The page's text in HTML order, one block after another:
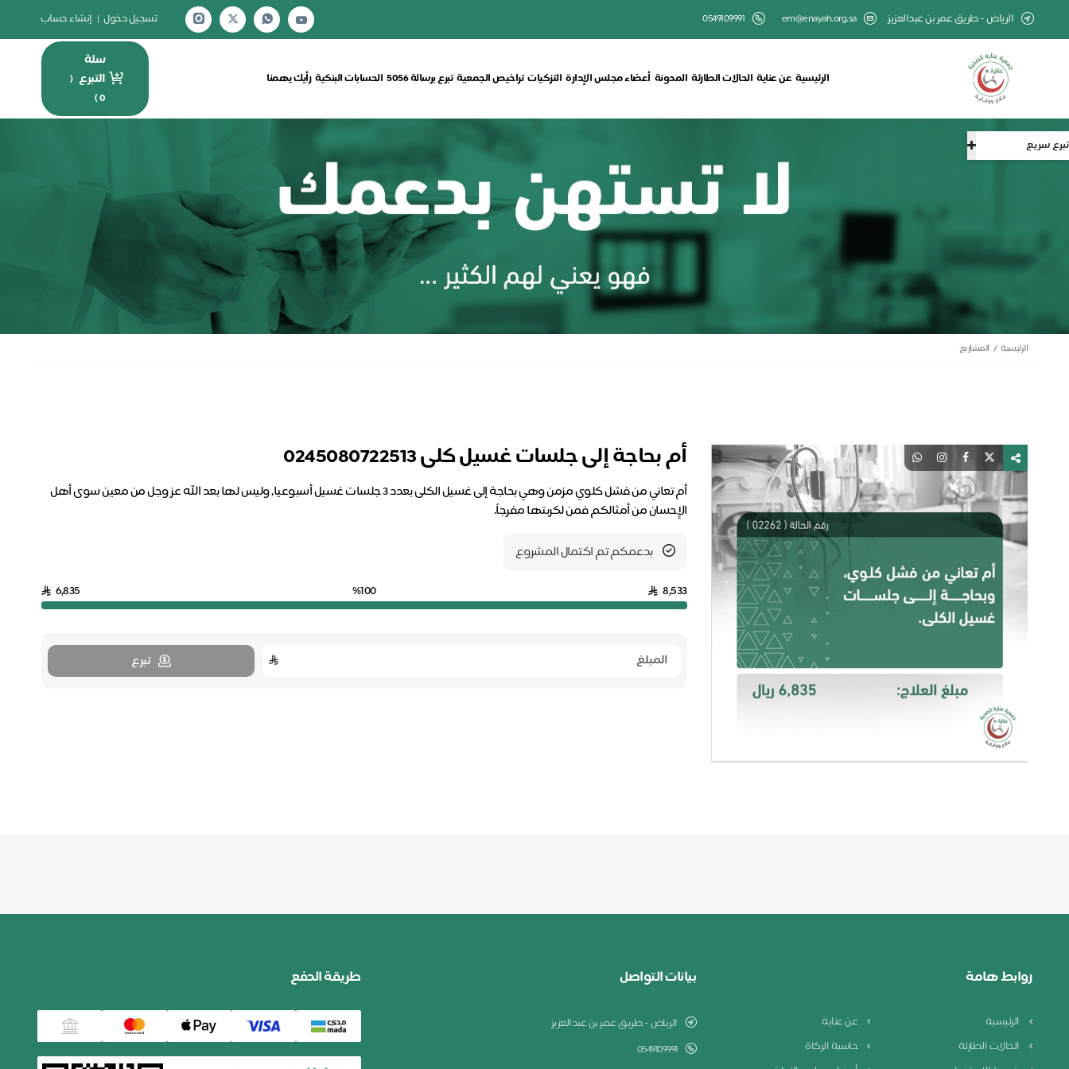
تبرع سريع
الرياض - طريق عمر بن عبدالعزيز em@enayah.org.sa
0549109991 تسجيل دخول | إنشاء حساب
الرئيسية عن عناية الحالات الطارئة المدونة أعضاء مجلس الإدارة التزكيات تراخيص الجمعية تبرع برسالة 5056 الحسابات البنكية رأيك يهمنا
سلة
التبرع (
0
)
الرئيسية المشاريع
أم بحاجة إلى جلسات غسيل كلى 0245080722513
أم تعاني من فشل كلوي مزمن وهي بحاجة إلى غسيل الكلى بعدد 3 جلسات غسيل أسبوعيا, وليس لها بعد الله عز وجل من معين سوى أهل
الإحسان من أمثالكم فمن لكربتها مفرجاً.
بدعمكم تم اكتمال المشروع
8,533
%100
6,835
تبرع
روابط هامة
الرئيسية
عن عناية
الحالات الطارئة
حاسبة الزكاة
بيانات التواصل
الرياض - طريق عمر بن عبدالعزيز
0549109991
طريقة الدفع